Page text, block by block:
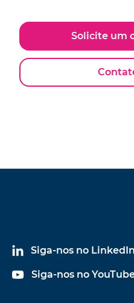
Solicite um
Siga-nos no LinkedIn
Siga-nos no